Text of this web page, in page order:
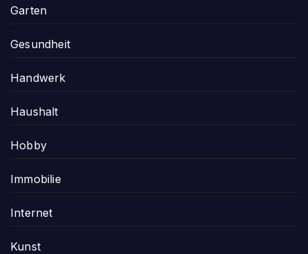
Garten
Gesundheit
Handwerk
Haushalt
Hobby
Immobilie
Internet
Kunst